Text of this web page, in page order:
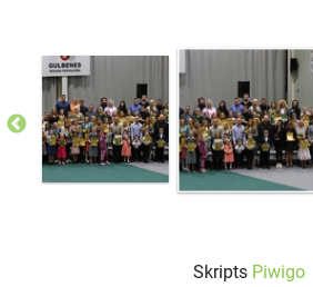
Skripts Piwigo